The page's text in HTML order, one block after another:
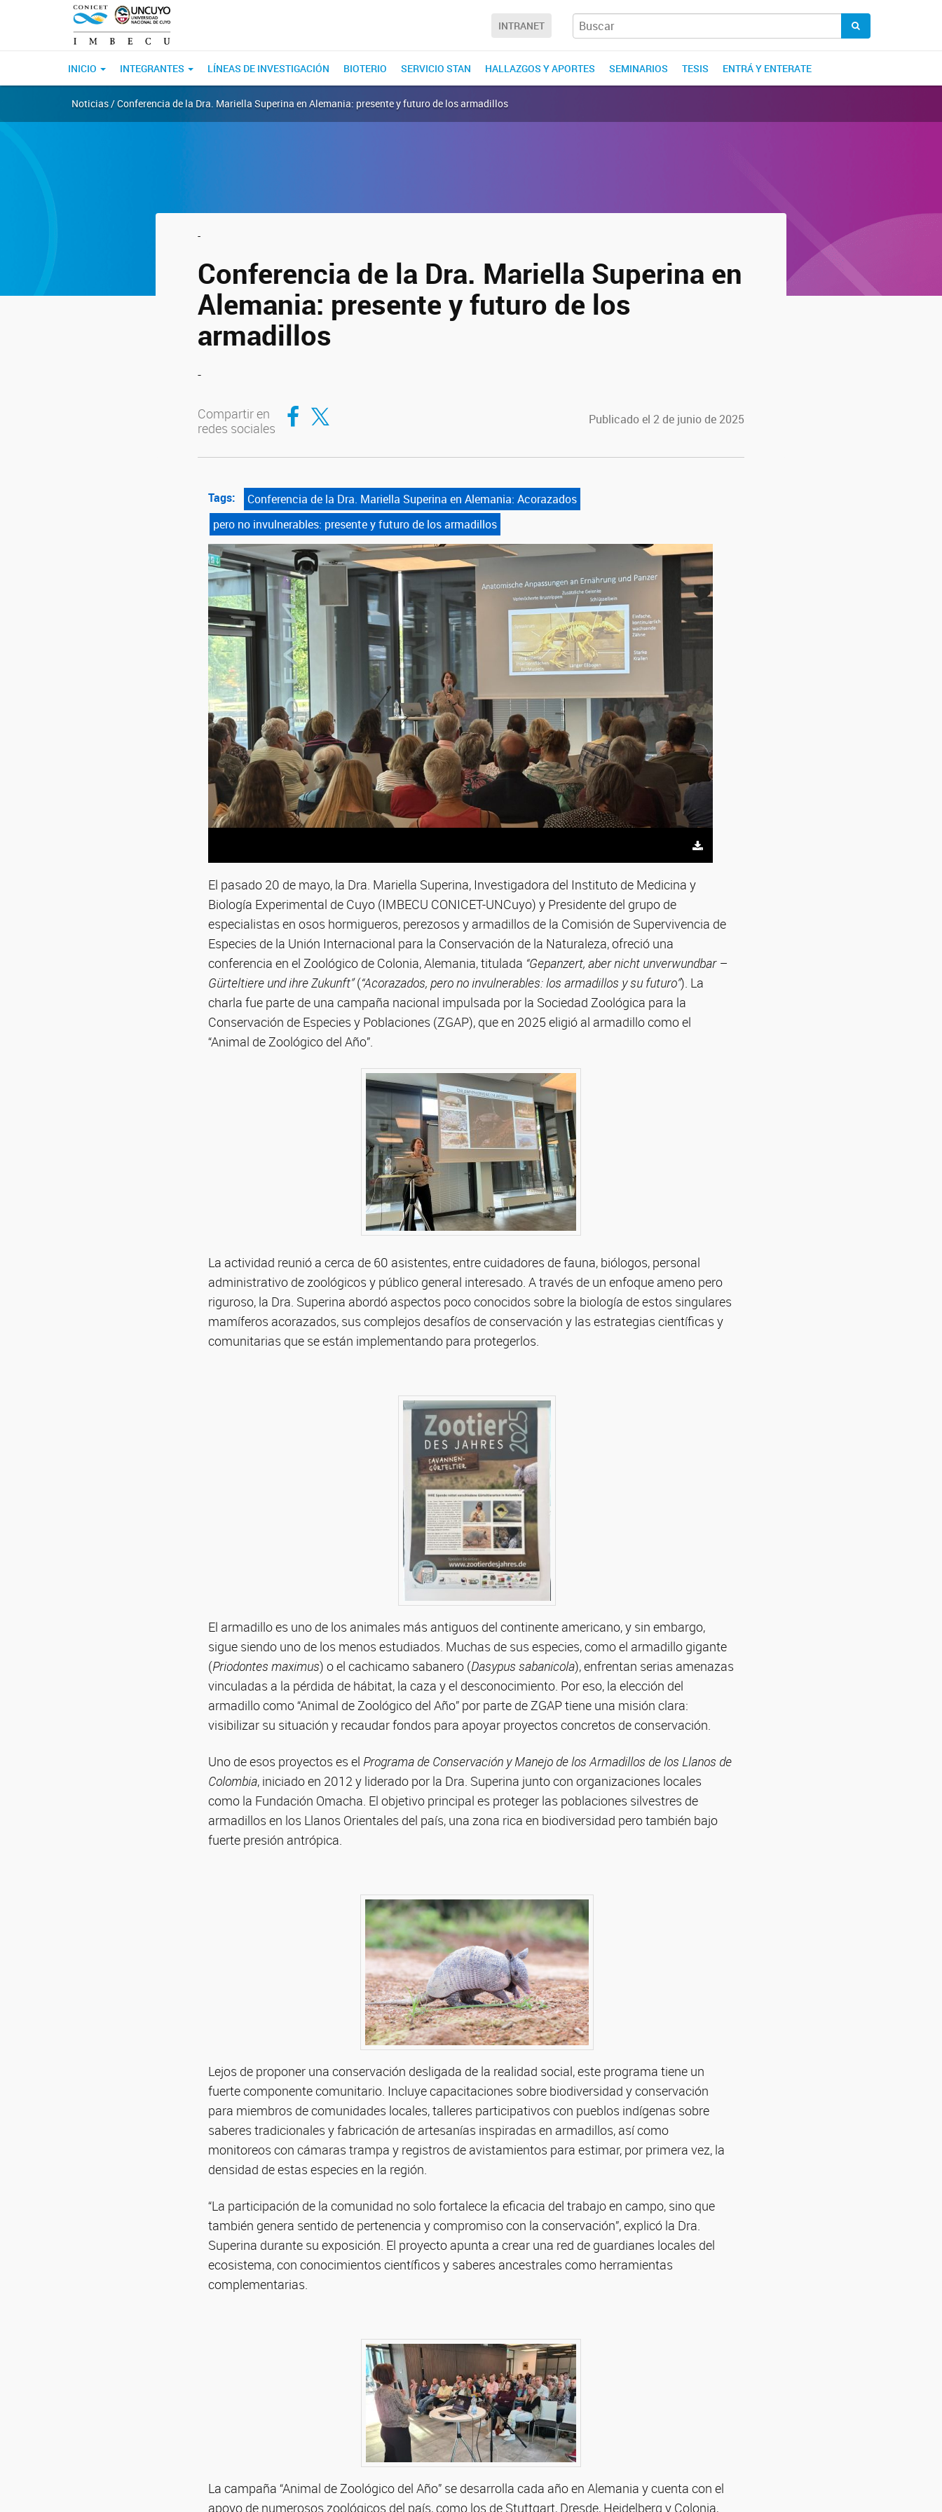
INTRANET
INICIO INTEGRANTES LÍNEAS DE INVESTIGACIÓN BIOTERIO SERVICIO STAN HALLAZGOS Y APORTES SEMINARIOS TESIS ENTRÁ Y ENTERATE
Noticias / Conferencia de la Dra. Mariella Superina en Alemania: presente y futuro de los armadillos
-
Conferencia de la Dra. Mariella Superina en
Alemania: presente y futuro de los
armadillos
-
Compartir en
redes sociales
Compartir en Facebook
Compartir en Twitter Publicado el 2 de junio de 2025
Tags:
Conferencia de la Dra. Mariella Superina en Alemania: Acorazados
pero no invulnerables: presente y futuro de los armadillos
El pasado 20 de mayo, la Dra. Mariella Superina, Investigadora del Instituto de Medicina y
Biología Experimental de Cuyo (IMBECU CONICET-UNCuyo) y Presidente del grupo de
especialistas en osos hormigueros, perezosos y armadillos de la Comisión de Supervivencia de
Especies de la Unión Internacional para la Conservación de la Naturaleza, ofreció una
conferencia en el Zoológico de Colonia, Alemania, titulada “Gepanzert, aber nicht unverwundbar –
Gürteltiere und ihre Zukunft”(“Acorazados, pero no invulnerables: los armadillos y su futuro”). La
charla fue parte de una campaña nacional impulsada por la Sociedad Zoológica para la
Conservación de Especies y Poblaciones (ZGAP), que en 2025 eligió al armadillo como el
“Animal de Zoológico del Año”.
La actividad reunió a cerca de 60 asistentes, entre cuidadores de fauna, biólogos, personal
administrativo de zoológicos y público general interesado. A través de un enfoque ameno pero
riguroso, la Dra. Superina abordó aspectos poco conocidos sobre la biología de estos singulares
mamíferos acorazados, sus complejos desafíos de conservación y las estrategias científicas y
comunitarias que se están implementando para protegerlos.
El armadillo es uno de los animales más antiguos del continente americano, y sin embargo,
sigue siendo uno de los menos estudiados. Muchas de sus especies, como el armadillo gigante
(Priodontes maximus) o el cachicamo sabanero (Dasypus sabanicola), enfrentan serias amenazas
vinculadas a la pérdida de hábitat, la caza y el desconocimiento. Por eso, la elección del
armadillo como “Animal de Zoológico del Año” por parte de ZGAP tiene una misión clara:
visibilizar su situación y recaudar fondos para apoyar proyectos concretos de conservación.
Uno de esos proyectos es el Programa de Conservación y Manejo de los Armadillos de los Llanos de
Colombia, iniciado en 2012 y liderado por la Dra. Superina junto con organizaciones locales
como la Fundación Omacha. El objetivo principal es proteger las poblaciones silvestres de
armadillos en los Llanos Orientales del país, una zona rica en biodiversidad pero también bajo
fuerte presión antrópica.
Lejos de proponer una conservación desligada de la realidad social, este programa tiene un
fuerte componente comunitario. Incluye capacitaciones sobre biodiversidad y conservación
para miembros de comunidades locales, talleres participativos con pueblos indígenas sobre
saberes tradicionales y fabricación de artesanías inspiradas en armadillos, así como
monitoreos con cámaras trampa y registros de avistamientos para estimar, por primera vez, la
densidad de estas especies en la región.
“La participación de la comunidad no solo fortalece la eficacia del trabajo en campo, sino que
también genera sentido de pertenencia y compromiso con la conservación”, explicó la Dra.
Superina durante su exposición. El proyecto apunta a crear una red de guardianes locales del
ecosistema, con conocimientos científicos y saberes ancestrales como herramientas
complementarias.
La campaña “Animal de Zoológico del Año” se desarrolla cada año en Alemania y cuenta con el
apoyo de numerosos zoológicos del país, como los de Stuttgart, Dresde, Heidelberg y Colonia,